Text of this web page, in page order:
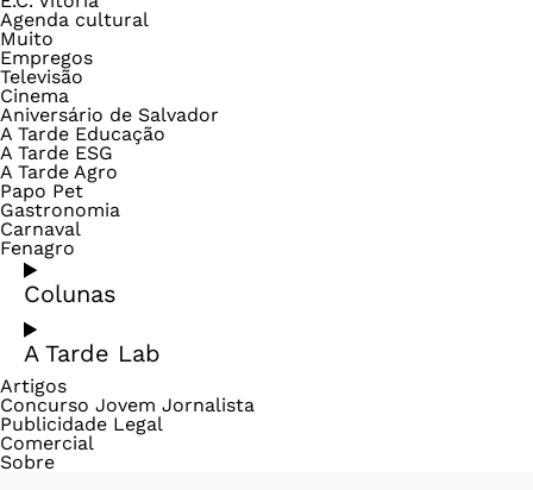
Agenda cultural
Muito
Empregos
Televisão
Cinema
Aniversário de Salvador
A Tarde Educação
A Tarde ESG
A Tarde Agro
Papo Pet
Gastronomia
Carnaval
Fenagro
Colunas
A Tarde Lab
Artigos
Concurso Jovem Jornalista
Publicidade Legal
Comercial
Sobre